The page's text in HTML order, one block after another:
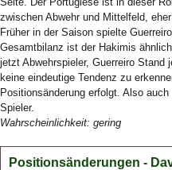
zwischen Abwehr und Mittelfeld,
Früher in der Saison spielte
Gesamtbilanz ist der Hakimis
jetzt Abwehrspieler, Guerreiro
keine eindeutige Tendenz zu
Positionsänderung erfolgt. Also
Spieler.
Wahrscheinlichkeit: gering
Positionsänderungen -